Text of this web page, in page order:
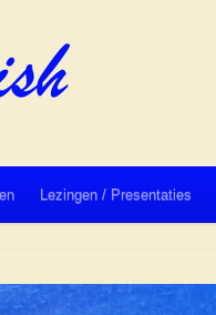
Lezingen / Presentaties